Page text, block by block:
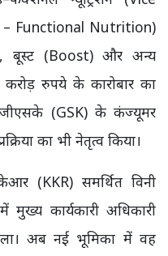
– Functional Nutrition)
बूस्ट (Boost) और अन्य
रुपये के कारोबार का
जीएसके (GSK) के कंज्यूमर
का भी नेतृत्व किया।
(KKR) समर्थित विनी
कार्यकारी अधिकारी
अब नई भूमिका में वह